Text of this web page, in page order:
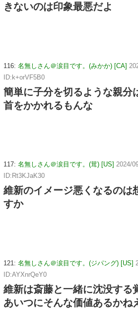
きないのは印象最悪だよ
116: 名無しさん＠涙目です。(みかか) [CA]
ID:k+orVF5B0
簡単に子分を切るような親分
首をかかれるもんな
117: 名無しさん＠涙目です。(茸) [US] 2024/
ID:Rt3KJaK30
維新のイメージ悪くなるのは
すか
121: 名無しさん＠涙目です。(ジパング) [US]
ID:AYXnrQeY0
維新は斎藤と一緒に沈没する
あいつにそんな価値あるかね